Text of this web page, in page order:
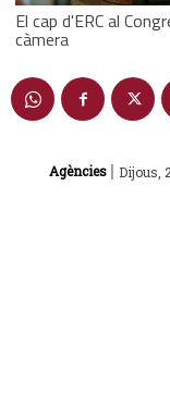
El cap d'ERC al
càmera
Agències | Dijous,